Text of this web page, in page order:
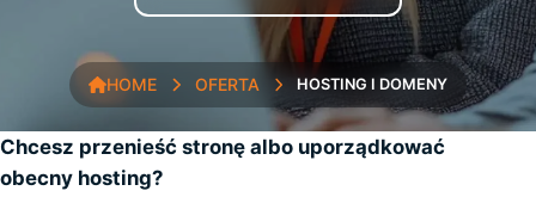
HOME OFERTA HOSTING I DOMENY
Chcesz przenieść stronę albo uporządkować
obecny hosting?